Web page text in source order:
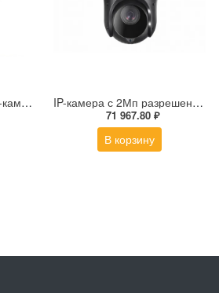
Взрывозащищенная IP-камера Релион Релион-Exd-Н-100-ИК-IP5Мп3.6mm-PoE-МК-TR IP-камера с 2Мп разрешением DS-2DE4225IW-DE(S5)
71 967.80 ₽
В корзину